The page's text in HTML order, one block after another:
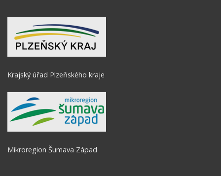
Krajský úřad Plzeňského kraje
Mikroregion Šumava Západ